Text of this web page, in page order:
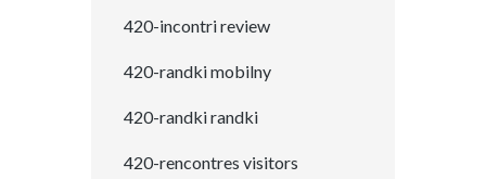
420-incontri review
420-randki mobilny
420-randki randki
420-rencontres visitors